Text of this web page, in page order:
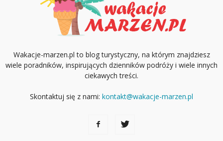
Wakacje-marzen.pl to blog turystyczny, na którym znajdziesz
wiele poradników, inspirujących dzienników podróży i wiele innych
ciekawych treści.
Skontaktuj się z nami: kontakt@wakacje-marzen.pl